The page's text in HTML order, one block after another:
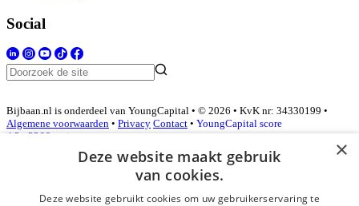
Social
Bijbaan.nl is onderdeel van YoungCapital • © 2026 • KvK nr: 34330199 •
Algemene voorwaarden • Privacy Contact • YoungCapital score
4.3 - 3366 reviews
Inloggen als bedrijf
×
Deze website maakt gebruik
van cookies.
Deze website gebruikt cookies om uw gebruikerservaring te